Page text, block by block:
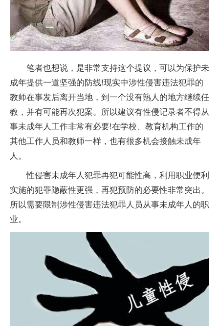
笔者也想说，是非常支持这个提议，可以为保护未
成年提供一道坚强的防线!现实中涉性侵害违法犯罪的
教师在事发后离开当地，到一个没有熟人的地方继续任
教，并有可能再次犯案。所以建议有性侵记录者不得从
事未成年人工作非常有必要!在学校、教育机构工作的
其他工作人员和教师一样，也有很多机会接触未成年
人。
性侵害未成年人犯罪再犯可能性高，利用职业便利
实施的犯罪隐蔽性更强，再犯预防的必要性非常突出。
所以需要限制涉性侵害违法犯罪人员从事未成年人的职
业。